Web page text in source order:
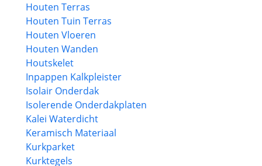
Houten Terras
Houten Tuin Terras
Houten Vloeren
Houten Wanden
Houtskelet
Inpappen Kalkpleister
Isolair Onderdak
Isolerende Onderdakplaten
Kalei Waterdicht
Keramisch Materiaal
Kurkparket
Kurktegels